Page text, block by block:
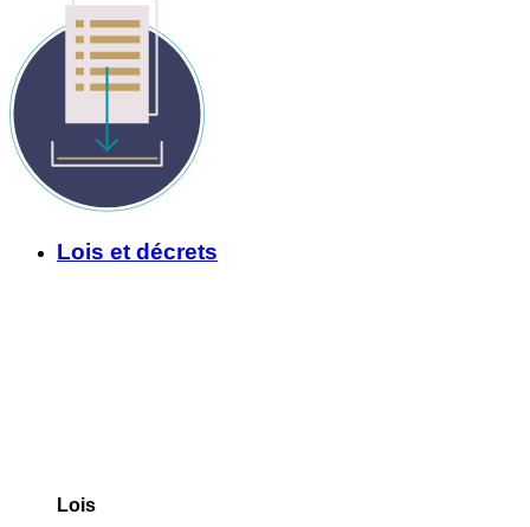
Lois et décrets
Lois